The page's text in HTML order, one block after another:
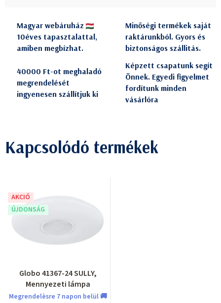
Magyar webáruház
10éves tapasztalattal,
amiben megbízhat.
Minőségi termékek saját
raktárunkból. Gyors és
biztonságos szállitás.
40000 Ft-ot meghaladó
megrendelését
ingyenesen szállítjuk ki
Képzett csapatunk segít
Önnek. Egyedi figyelmet
fordítunk minden
vásárlóra
Kapcsolódó termékek
AKCIÓ
ÚJDONSÁG
Globo 41367-24 SULLY,
Mennyezeti lámpa
Megrendelèsre 7 napon belül 🚚